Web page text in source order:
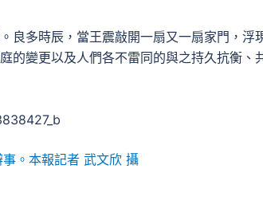
良多時辰，當王震敲開一扇又一扇家門，浮
的變更以及人們各不雷同的與之持久抗衡、
。本報記者 武文欣 攝